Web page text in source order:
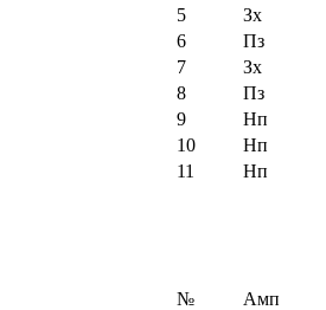
5 Зх
6 Пз
7 Зх
8 Пз
9 Нп
10 Нп
11 Нп
№ Амп